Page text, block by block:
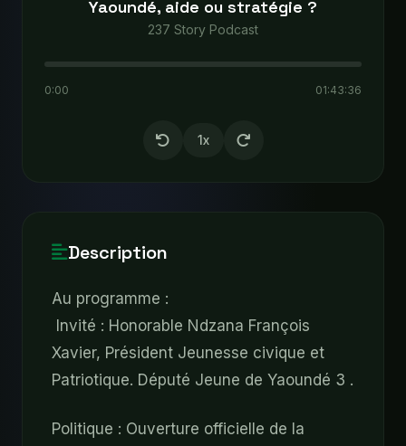
Yaoundé, aide ou stratégie ?
237 Story Podcast
0:00 01:43:36
1x
Description
Au programme :
Invité : Honorable Ndzana François
Xavier, Président Jeunesse civique et
Patriotique. Député Jeune de Yaoundé 3 .
Politique : Ouverture officielle de la